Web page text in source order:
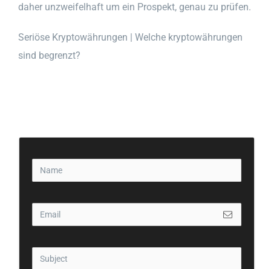
daher unzweifelhaft um ein Prospekt, genau zu prüfen.
Seriöse Kryptowährungen | Welche kryptowährungen
sind begrenzt?